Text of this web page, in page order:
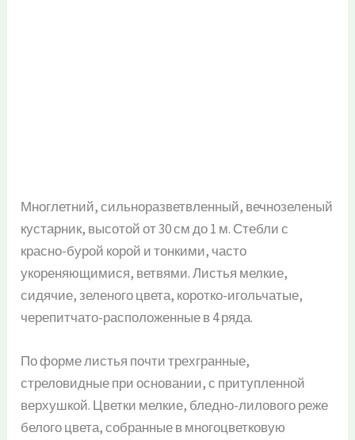
Многлетний, сильноразветвленный, вечнозеленый
кустарник, высотой от 30 см до 1 м. Стебли с
красно-бурой корой и тонкими, часто
укореняющимися, ветвями. Листья мелкие,
сидячие, зеленого цвета, коротко-игольчатые,
черепитчато-расположенные в 4 ряда.
По форме листья почти трехгранные,
стреловидные при основании, с притупленной
верхушкой. Цветки мелкие, бледно-лилового реже
белого цвета, собранные в многоцветковую